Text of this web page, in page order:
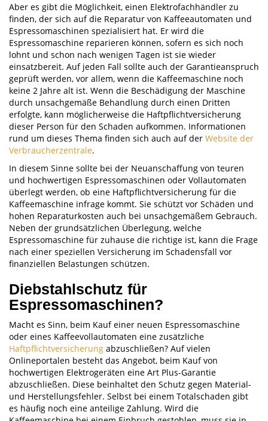
Aber es gibt die Möglichkeit, einen Elektrofachhändler zu
finden, der sich auf die Reparatur von Kaffeeautomaten und
Espressomaschinen spezialisiert hat. Er wird die
Espressomaschine reparieren können, sofern es sich noch
lohnt und schon nach wenigen Tagen ist sie wieder
einsatzbereit. Auf jeden Fall sollte auch der Garantieanspruch
geprüft werden, vor allem, wenn die Kaffeemaschine noch
keine 2 Jahre alt ist. Wenn die Beschädigung der Maschine
durch unsachgemäße Behandlung durch einen Dritten
erfolgte, kann möglicherweise die Haftpflichtversicherung
dieser Person für den Schaden aufkommen. Informationen
rund um dieses Thema finden sich auch auf der Website der
Verbraucherzentrale.
In diesem Sinne sollte bei der Neuanschaffung von teuren
und hochwertigen Espressomaschinen oder Vollautomaten
überlegt werden, ob eine Haftpflichtversicherung für die
Kaffeemaschine infrage kommt. Sie schützt vor Schäden und
hohen Reparaturkosten auch bei unsachgemäßem Gebrauch.
Neben der grundsätzlichen Überlegung, welche
Espressomaschine für zuhause die richtige ist, kann die Frage
nach einer speziellen Versicherung im Schadensfall vor
finanziellen Belastungen schützen.
Diebstahlschutz für
Espressomaschinen?
Macht es Sinn, beim Kauf einer neuen Espressomaschine
oder eines Kaffeevollautomaten eine zusätzliche
Haftpflichtversicherung abzuschließen? Auf vielen
Onlineportalen besteht das Angebot, beim Kauf von
hochwertigen Elektrogeräten eine Art Plus-Garantie
abzuschließen. Diese beinhaltet den Schutz gegen Material-
und Herstellungsfehler. Selbst bei einem Totalschaden gibt
es häufig noch eine anteilige Zahlung. Wird die